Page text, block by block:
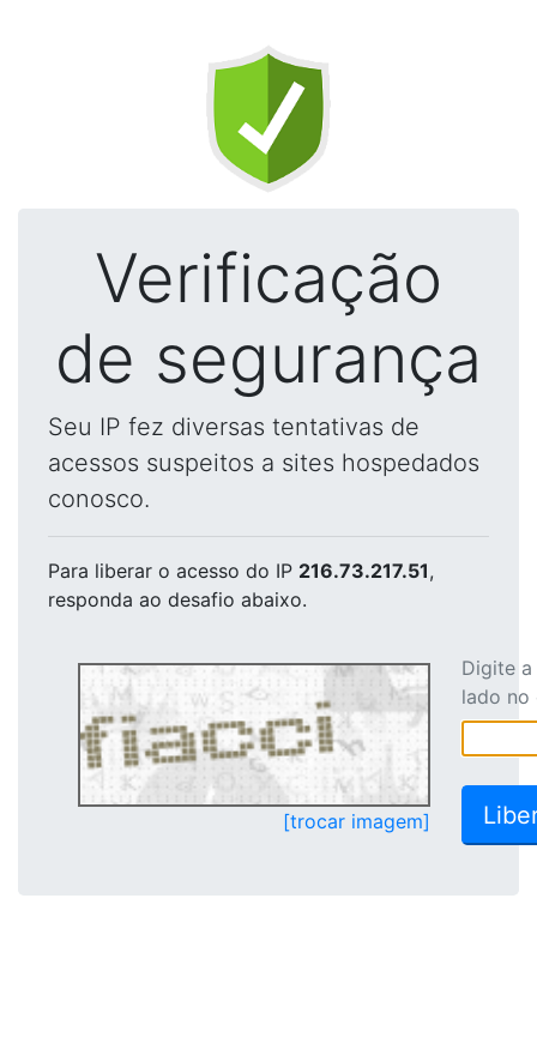
Verificação
de segurança
Seu IP fez diversas tentativas de
acessos suspeitos a sites hospedados
conosco.
Para liberar o acesso do IP 216.73.217.51,
responda ao desafio abaixo.
[trocar imagem]
Digite
lado no